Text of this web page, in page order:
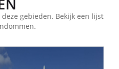
gebieden. Bekijk een lijst